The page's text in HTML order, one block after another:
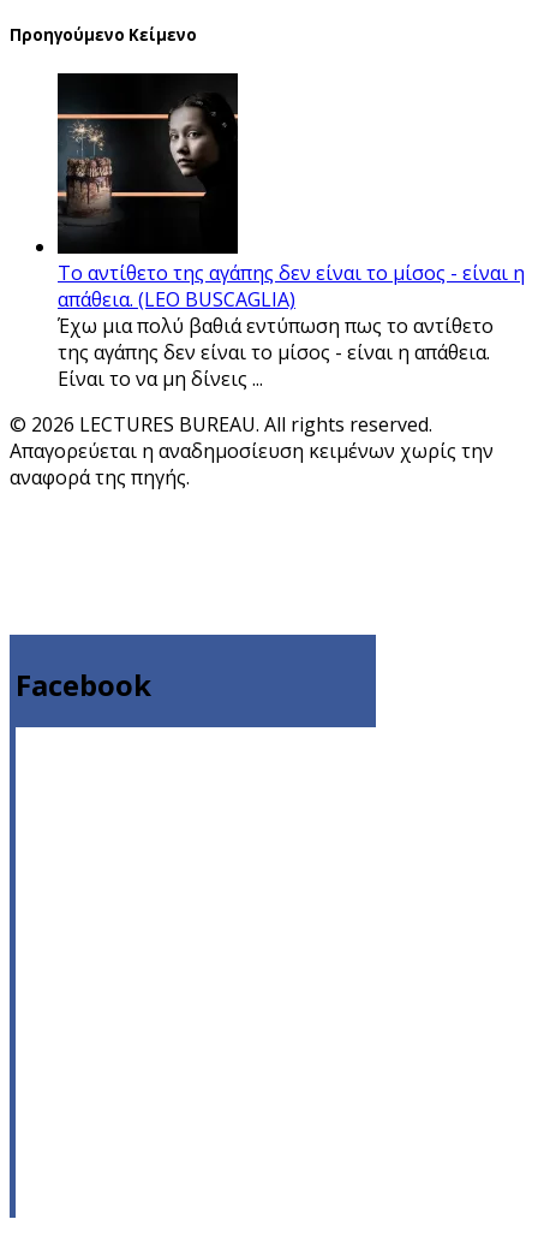
Προηγούμενο Κείμενο
Το αντίθετο της αγάπης δεν είναι το μίσος - είναι η
απάθεια. (LEO BUSCAGLIA)
Έχω μια πολύ βαθιά εντύπωση πως το αντίθετο
της αγάπης δεν είναι το μίσος - είναι η απάθεια.
Είναι το να μη δίνεις ...
© 2026 LECTURES BUREAU. All rights reserved.
Απαγορεύεται η αναδημοσίευση κειμένων χωρίς την
αναφορά της πηγής.
Facebook